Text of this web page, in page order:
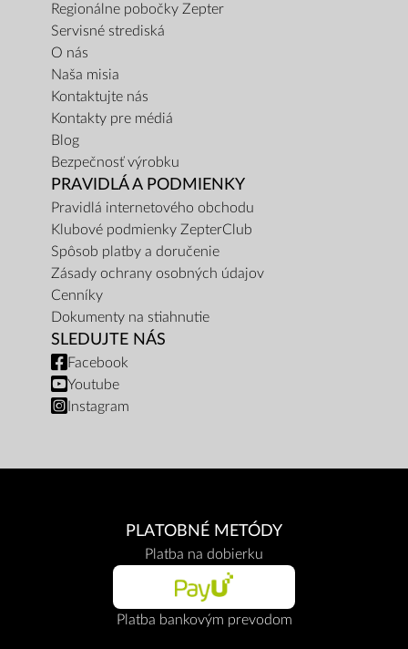
Regionálne pobočky Zepter
Servisné strediská
O nás
Naša misia
Kontaktujte nás
Kontakty pre médiá
Blog
Bezpečnosť výrobku
PRAVIDLÁ A PODMIENKY
Pravidlá internetového obchodu
Klubové podmienky ZepterClub
Spôsob platby a doručenie
Zásady ochrany osobných údajov
Cenníky
Dokumenty na stiahnutie
SLEDUJTE NÁS
Facebook
Youtube
Instagram
PLATOBNÉ METÓDY
Platba na dobierku
Platba bankovým prevodom